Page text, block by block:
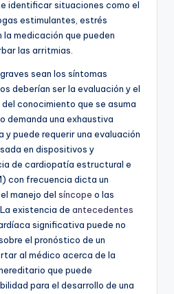
identificar situaciones como el
estimulantes, estrés
medicación que pueden
las arritmias.
sean los síntomas
deberían ser la evaluación y el
conocimiento que se asuma
demanda una exhaustiva
y puede requerir una evaluación
en dispositivos y
de cardiopatía estructural e
con frecuencia dicta un
manejo del síncope o las
existencia de antecedentes
significativa puede no
el pronóstico de un
al médico acerca de la
que puede
para el desarrollo de una